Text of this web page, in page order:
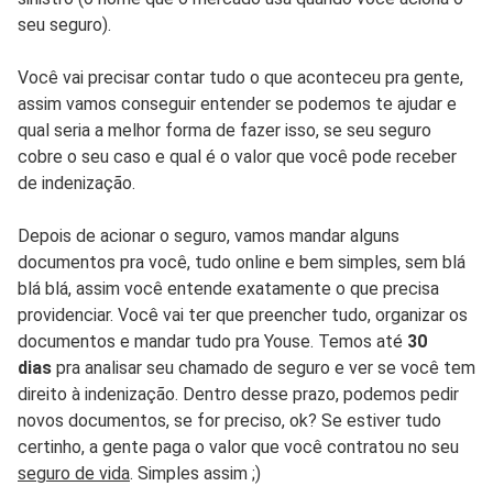
seu seguro).
Você vai precisar contar tudo o que aconteceu pra gente,
assim vamos conseguir entender se podemos te ajudar e
qual seria a melhor forma de fazer isso, se seu seguro
cobre o seu caso e qual é o valor que você pode receber
de indenização.
Depois de acionar o seguro, vamos mandar alguns
documentos pra você, tudo online e bem simples, sem blá
blá blá, assim você entende exatamente o que precisa
providenciar. Você vai ter que preencher tudo, organizar os
documentos e mandar tudo pra Youse. Temos até 30
dias pra analisar seu chamado de seguro e ver se você tem
direito à indenização. Dentro desse prazo, podemos pedir
novos documentos, se for preciso, ok? Se estiver tudo
certinho, a gente paga o valor que você contratou no seu
seguro de vida. Simples assim ;)